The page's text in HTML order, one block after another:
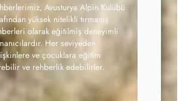
Avusturya Alpin Kulübü
yüksek nitelikli tırmanış
olarak eğitilmiş deneyimli
Her seviyeden
ve çocuklara eğitim
ve rehberlik edebilirler.